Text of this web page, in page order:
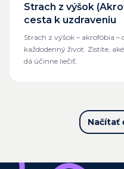
Strach z výšok
cesta k uzdraveniu
Strach z výšok – akrofóbia
každodenný život. Zistite,
dá účinne liečiť.
Načítať